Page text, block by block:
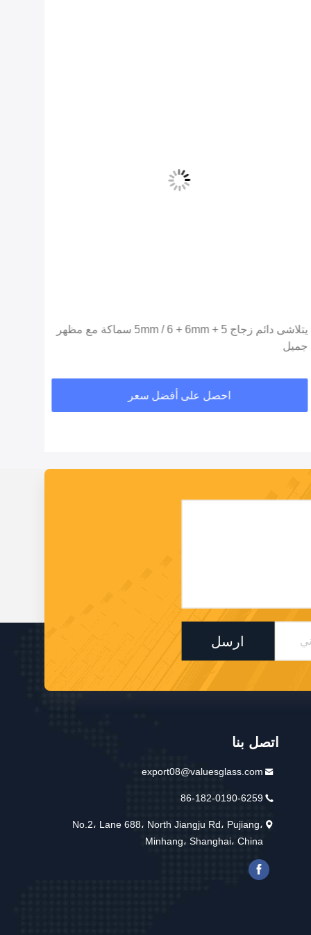
يتلاشى دائم زجاج 5 + 5mm / 6 + 6mm سماكة مع مظهر
جميل
احصل على أفضل سعر
ارسل
اتصل بنا
export08@valuesglass.com
86-182-0190-6259
No.2، Lane 688، North Jiangju Rd، Pujiang،
Minhang، Shanghai، China